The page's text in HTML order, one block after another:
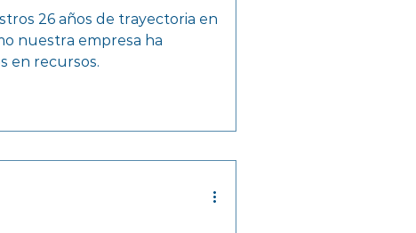
26 años de trayectoria en
nuestra empresa ha
en recursos.